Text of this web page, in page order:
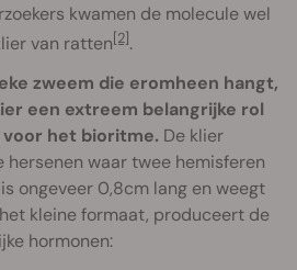
kwamen de molecule wel
van ratten[2].
zweem die eromheen hangt,
een extreem belangrijke rol
voor het bioritme. De klier
waar twee hemisferen
ongeveer 0,8cm lang en weegt
kleine formaat, produceert de
hormonen: